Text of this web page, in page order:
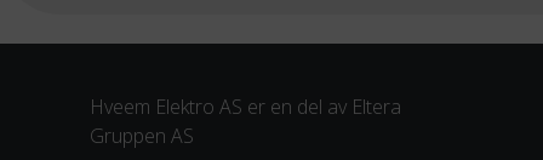
Hveem Elektro AS er en del av Eltera
Gruppen AS